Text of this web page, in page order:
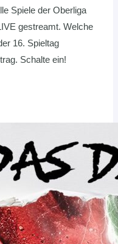
Spiele der Oberliga
gestreamt. Welche
16. Spieltag
Schalte ein!